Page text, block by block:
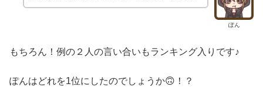
ぽん
もちろん！例の２人の言い合いもランキング入りです♪
ぽんはどれを1位にしたのでしょうか🙃！？